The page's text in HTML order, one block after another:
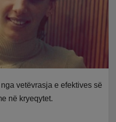
vetëvrasja e efektives së
në kryeqytet.